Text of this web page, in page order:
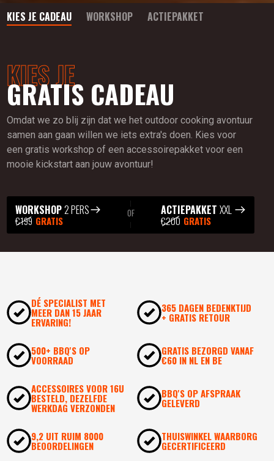
KIES JE CADEAU WORKSHOP ACTIEPAKKET
KIES JE
GRATIS CADEAU
Omdat we zo blij zijn dat we het outdoor cooking avontuur
samen aan gaan willen we iets extra's doen. Kies voor
een gratis workshop of een accessoirepakket voor een
mooie kickstart aan jouw avontuur!
WORKSHOP2 PERS
€199 GRATIS
OF ACTIEPAKKETXXL
€200 GRATIS
DÉ SPECIALIST MET
MEER DAN 15 JAAR
ERVARING!
365 DAGEN BEDENKTIJD
+ GRATIS RETOUR
500+ BBQ'S OP
VOORRAAD
GRATIS BEZORGD VANAF
€60 IN NL EN BE
ACCESSOIRES VOOR 16U
BESTELD, DEZELFDE
WERKDAG VERZONDEN
BBQ'S OP AFSPRAAK
GELEVERD
9,2 UIT RUIM 8000
BEOORDELINGEN
THUISWINKEL WAARBORG
GECERTIFICEERD